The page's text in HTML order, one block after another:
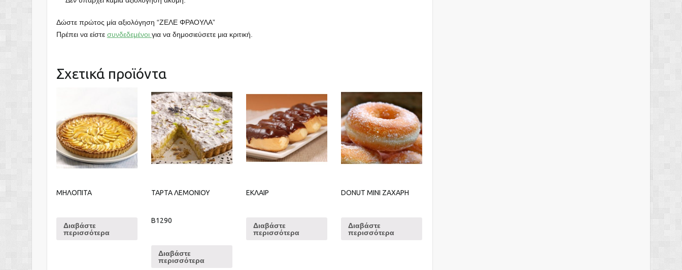
Δώστε πρώτος μία αξιολόγηση “ΖΕΛΕ ΦΡΑΟΥΛΑ”
Πρέπει να είστε συνδεδεμένοι για να δημοσιεύσετε μια κριτική.
Σχετικά προϊόντα
ΜΗΛΟΠΙΤΑ
Διαβάστε
περισσότερα
ΤΑΡΤΑ ΛΕΜΟΝΙΟΥ
B1290
Διαβάστε
περισσότερα
ΕΚΛΑΙΡ
Διαβάστε
περισσότερα
DONUT MINI ΖΑΧΑΡΗ
Διαβάστε
περισσότερα